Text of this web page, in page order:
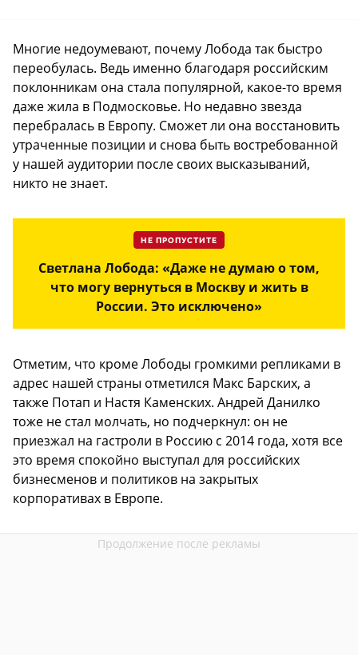
Многие недоумевают, почему Лобода так быстро
переобулась. Ведь именно благодаря российским
поклонникам она стала популярной, какое-то время
даже жила в Подмосковье. Но недавно звезда
перебралась в Европу. Сможет ли она восстановить
утраченные позиции и снова быть востребованной
у нашей аудитории после своих высказываний,
никто не знает.
НЕ ПРОПУСТИТЕ
Светлана Лобода: «Даже не думаю о том,
что могу вернуться в Москву и жить в
России. Это исключено»
Отметим, что кроме Лободы громкими репликами в
адрес нашей страны отметился Макс Барских, а
также Потап и Настя Каменских. Андрей Данилко
тоже не стал молчать, но подчеркнул: он не
приезжал на гастроли в Россию с 2014 года, хотя все
это время спокойно выступал для российских
бизнесменов и политиков на закрытых
корпоративах в Европе.